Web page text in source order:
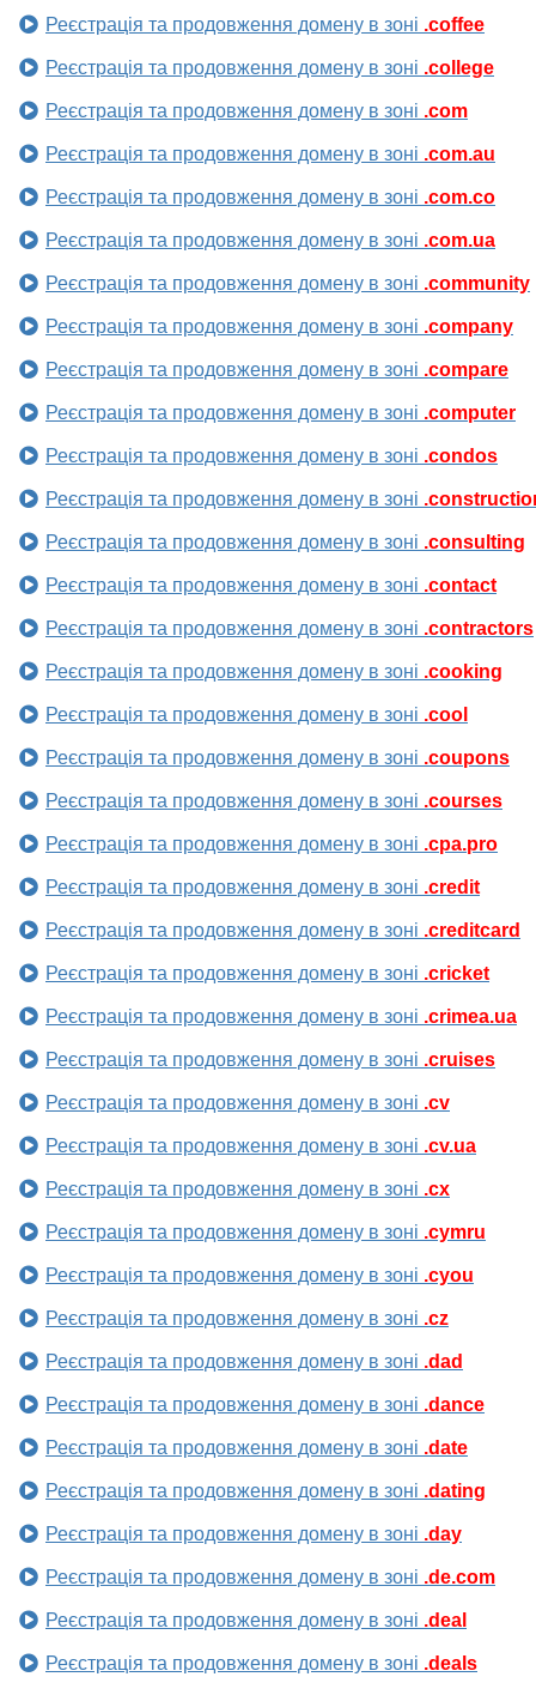
Реєстрація та продовження домену в зоні .coffee
Реєстрація та продовження домену в зоні .college
Реєстрація та продовження домену в зоні .com
Реєстрація та продовження домену в зоні .com.au
Реєстрація та продовження домену в зоні .com.co
Реєстрація та продовження домену в зоні .com.ua
Реєстрація та продовження домену в зоні .community
Реєстрація та продовження домену в зоні .company
Реєстрація та продовження домену в зоні .compare
Реєстрація та продовження домену в зоні .computer
Реєстрація та продовження домену в зоні .condos
Реєстрація та продовження домену в зоні
Реєстрація та продовження домену в зоні .consulting
Реєстрація та продовження домену в зоні .contact
Реєстрація та продовження домену в зоні .contractors
Реєстрація та продовження домену в зоні .cooking
Реєстрація та продовження домену в зоні .cool
Реєстрація та продовження домену в зоні .coupons
Реєстрація та продовження домену в зоні .courses
Реєстрація та продовження домену в зоні .cpa.pro
Реєстрація та продовження домену в зоні .credit
Реєстрація та продовження домену в зоні .creditcard
Реєстрація та продовження домену в зоні .cricket
Реєстрація та продовження домену в зоні .crimea.ua
Реєстрація та продовження домену в зоні .cruises
Реєстрація та продовження домену в зоні .cv
Реєстрація та продовження домену в зоні .cv.ua
Реєстрація та продовження домену в зоні .cx
Реєстрація та продовження домену в зоні .cymru
Реєстрація та продовження домену в зоні .cyou
Реєстрація та продовження домену в зоні .cz
Реєстрація та продовження домену в зоні .dad
Реєстрація та продовження домену в зоні .dance
Реєстрація та продовження домену в зоні .date
Реєстрація та продовження домену в зоні .dating
Реєстрація та продовження домену в зоні .day
Реєстрація та продовження домену в зоні .de.com
Реєстрація та продовження домену в зоні .deal
Реєстрація та продовження домену в зоні .deals